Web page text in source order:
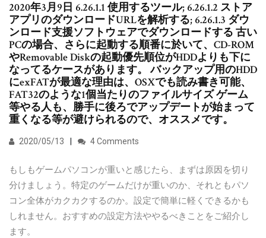
2020年3月9日 6.26.1.1 使用するツール; 6.26.1.2 ストア
アプリのダウンロードURLを解析する; 6.26.1.3 ダウ
ンロード支援ソフトウェアでダウンロードする 古い
PCの場合、さらに起動する順番に於いて、CD-ROM
やRemovable Diskの起動優先順位がHDDよりも下に
なってるケースがあります。 バックアップ用のHDD
にexFATが最適な理由は、OSXでも読み書き可能、
FAT32のような1個当たりのファイルサイズ ゲーム
等やる人も、勝手に後ろでアップデートが始まって
重くなる等が避けられるので、オススメです。
2020/05/13 4 Comments
もしもゲームパソコンが重いと感じたら、まずは原因を切り
分けましょう。特定のゲームだけが重いのか、それともパソ
コン全体がカクカクするのか。設定で簡単に軽くできるかも
しれません。おすすめの設定方法ややるべきことをご紹介し
ます。